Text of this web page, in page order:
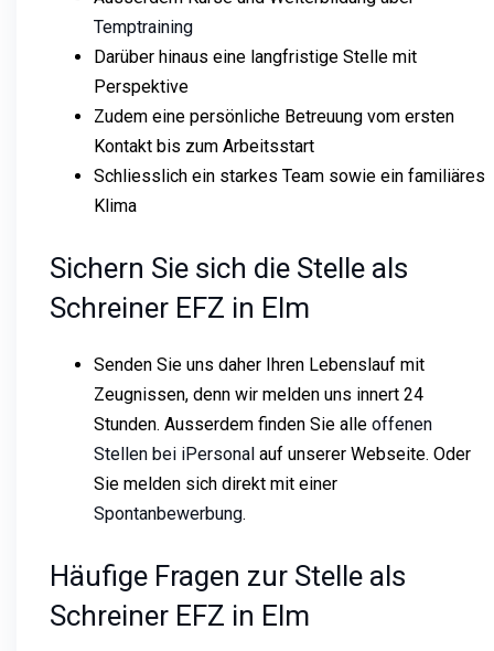
Temptraining
Darüber hinaus eine langfristige Stelle mit
Perspektive
Zudem eine persönliche Betreuung vom ersten
Kontakt bis zum Arbeitsstart
Schliesslich ein starkes Team sowie ein familiäres
Klima
Sichern Sie sich die Stelle als
Schreiner EFZ in Elm
Senden Sie uns daher Ihren Lebenslauf mit
Zeugnissen, denn wir melden uns innert 24
Stunden. Ausserdem finden Sie alle offenen
Stellen bei iPersonal auf unserer Webseite. Oder
Sie melden sich direkt mit einer
Spontanbewerbung.
Häufige Fragen zur Stelle als
Schreiner EFZ in Elm